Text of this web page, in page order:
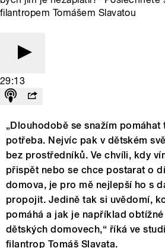
filantropem Tomášem Slavatou
29:13
„Dlouhodobě se snažím pomáhat
potřeba. Nejvíc pak v dětském
bez prostředníků. Ve chvíli, kdy
přispět nebo se chce postarat o
domova, je pro mě nejlepší ho s
propojit. Jedině tak si uvědomí,
pomáhá a jak je například
dětských domovech,“ říká ve
filantrop Tomáš Slavata.